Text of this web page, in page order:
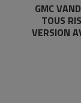
GMC
TOUS
VERSION